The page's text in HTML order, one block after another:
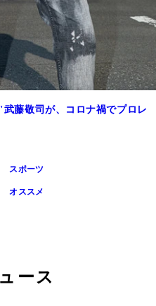
藤敬司が、コロナ禍でプロレ
スポーツ
オススメ
ース